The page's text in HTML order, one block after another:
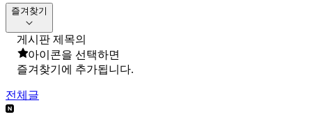
즐겨찾기
게시판 제목의
아이콘을 선택하면
즐겨찾기에 추가됩니다.
전체글